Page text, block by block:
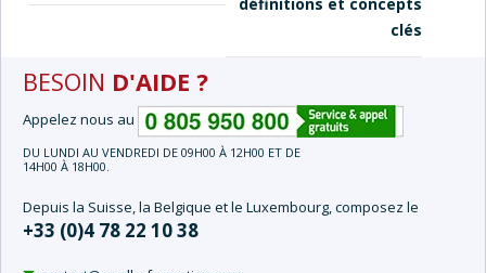
clés
BESOIN D'AIDE ?
Appelez nous au
DU LUNDI AU VENDREDI DE 09H00 À 12H00 ET DE
14H00 À 18H00.
Depuis la Suisse, la Belgique et le Luxembourg, composez le
+33 (0)4 78 22 10 38